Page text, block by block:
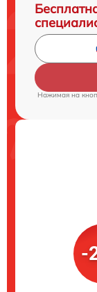
Нажимая на
-